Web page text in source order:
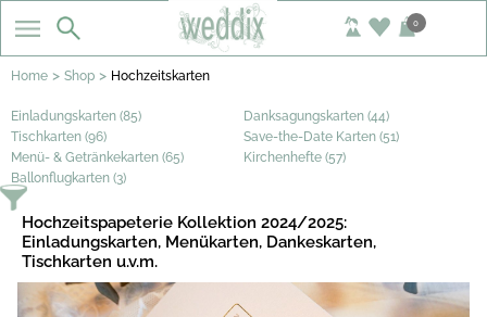
0
Home > Shop > Hochzeitskarten
Einladungskarten (85)
Danksagungskarten (44)
Tischkarten (96)
Save-the-Date Karten (51)
Menü- & Getränkekarten (65)
Kirchenhefte (57)
Ballonflugkarten (3)
Hochzeitspapeterie Kollektion 2024/2025:
Einladungskarten, Menükarten, Dankeskarten,
Tischkarten u.v.m.